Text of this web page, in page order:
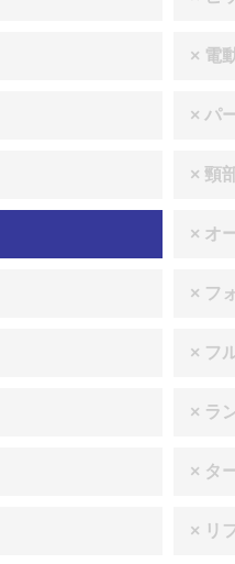
× 電
× パ
× 頸
× オ
× フ
× フ
× ラ
× タ
× リ